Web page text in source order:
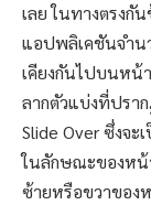
เลย ในทางตรงกั
แอปพลิเคชันจำ
เคียงกันไปบนหน้
ลากตัวแบ่งที่ปรา
Slide Over ซึ่งจ
ในลักษณะของหน้
ซ้ายหรือขวาของ